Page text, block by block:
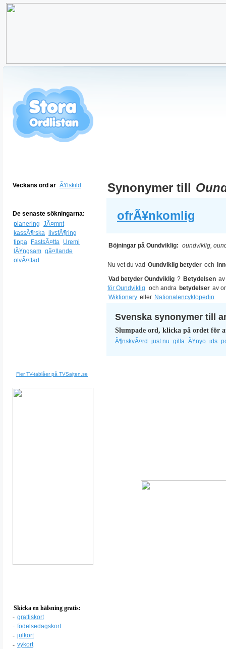
Veckans ord är Ã¥tskild
De senaste sökningarna:
planering JÃ¤mnt
kassÃ¶rska
livsfÃ¶ring
tippa
FastsÃ¤tta Uremi
lÃ¥ngsam gã¤llande
otvÃ¤ttad
Fler TV-tablåer på TVSajten.se
Skicka en hälsning gratis:
- grattiskort
- födelsedagskort
- julkort
- vykort
Synonymer till
ofrÃ¥nkomlig
Böjningar på Oundviklig: oundviklig,
Nu vet du vad Oundviklig betyder och
Vad betyder Oundviklig ? Betydelsen av
för Oundviklig och andra betydelser av
Wiktionary eller Nationalencyklopedin
Svenska synonymer till
Slumpade ord, klicka på ordet för
Ã¶nskvÃ¤rd just nu gilla Ã¥nyo ids